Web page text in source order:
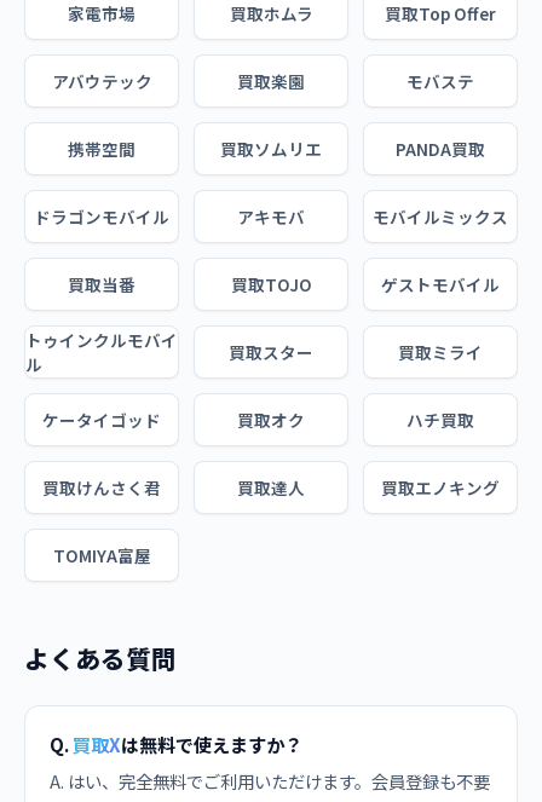
家電市場 買取ホムラ 買取Top Offer
アバウテック 買取楽園 モバステ
携帯空間 買取ソムリエ PANDA買取
ドラゴンモバイル アキモバ モバイルミックス
買取当番 買取TOJO ゲストモバイル
トゥインクルモバイ
ル
買取スター 買取ミライ
ケータイゴッド 買取オク ハチ買取
買取けんさく君 買取達人 買取エノキング
TOMIYA富屋
よくある質問
Q.買取Xは無料で使えますか？
A. はい、完全無料でご利用いただけます。会員登録も不要